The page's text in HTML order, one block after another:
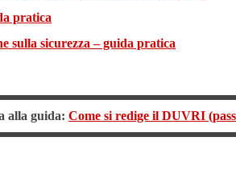
pratica
sulla sicurezza – guida pratica
alla guida:Come si redige il DUVRI